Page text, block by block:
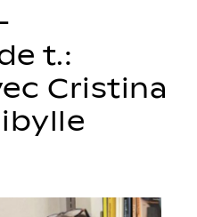
t.:
Cristina